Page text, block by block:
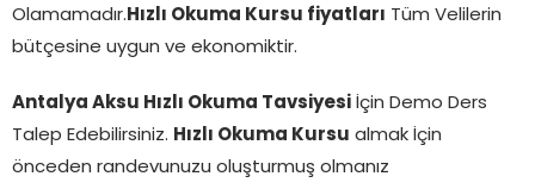
Olamamadır. Hızlı Okuma Kursu fiyatları
Tüm Velilerin
bütçesine uygun ve ekonomiktir.
Antalya Aksu Hızlı Okuma Tavsiyesi
İçin Demo Ders
Talep Edebilirsiniz. Hızlı Okuma Kursu almak İçin
önceden randevunuzu oluşturmuş olmanız